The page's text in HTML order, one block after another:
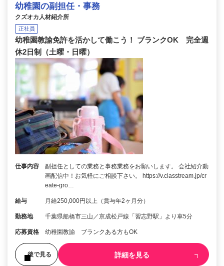
幼稚園の副担任・事務
クズオカ人材紹介所
正社員
幼稚園教諭免許を活かして働こう！ ブランクOK 完全週
休2日制（土曜・日曜）
仕事内容
副担任としての業務と事務業務をお願いします。 会社紹介動
画配信中！お気軽にご相談下さい。 https://v.classtream.jp/cr
eate-gro…
給与 月給250,000円以上（賞与年2ヶ月分）
勤務地 千葉県船橋市三山／京成松戸線「習志野駅」より車5分
応募資格 幼稚園教諭 ブランクある方もOK
後で見る 詳細を見る